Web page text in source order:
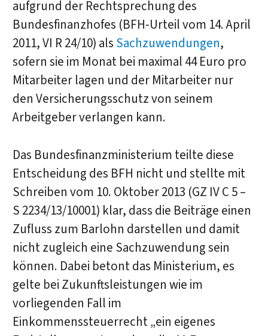
aufgrund der Rechtsprechung des
Bundesfinanzhofes (BFH-Urteil vom 14. April
2011, VI R 24/10) als Sachzuwendungen,
sofern sie im Monat bei maximal 44 Euro pro
Mitarbeiter lagen und der Mitarbeiter nur
den Versicherungsschutz von seinem
Arbeitgeber verlangen kann.
Das Bundesfinanzministerium teilte diese
Entscheidung des BFH nicht und stellte mit
Schreiben vom 10. Oktober 2013 (GZ IV C 5 –
S 2234/13/10001) klar, dass die Beiträge einen
Zufluss zum Barlohn darstellen und damit
nicht zugleich eine Sachzuwendung sein
können. Dabei betont das Ministerium, es
gelte bei Zukunftsleistungen wie im
vorliegenden Fall im
Einkommenssteuerrecht „ein eigenes